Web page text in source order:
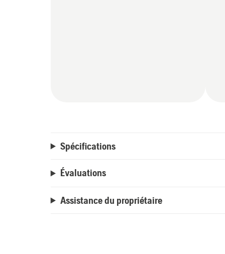
Spécifications
Évaluations
Assistance du propriétaire